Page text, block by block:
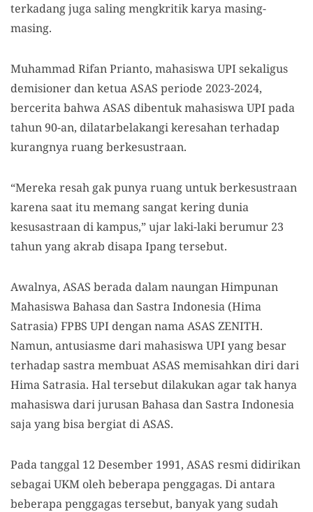
terkadang juga saling mengkritik karya masing-
masing.
Muhammad Rifan Prianto, mahasiswa UPI sekaligus
demisioner dan ketua ASAS periode 2023-2024,
bercerita bahwa ASAS dibentuk mahasiswa UPI pada
tahun 90-an, dilatarbelakangi keresahan terhadap
kurangnya ruang berkesustraan.
“Mereka resah gak punya ruang untuk berkesustraan
karena saat itu memang sangat kering dunia
kesusastraan di kampus,” ujar laki-laki berumur 23
tahun yang akrab disapa Ipang tersebut.
Awalnya, ASAS berada dalam naungan Himpunan
Mahasiswa Bahasa dan Sastra Indonesia (Hima
Satrasia) FPBS UPI dengan nama ASAS ZENITH.
Namun, antusiasme dari mahasiswa UPI yang besar
terhadap sastra membuat ASAS memisahkan diri dari
Hima Satrasia. Hal tersebut dilakukan agar tak hanya
mahasiswa dari jurusan Bahasa dan Sastra Indonesia
saja yang bisa bergiat di ASAS.
Pada tanggal 12 Desember 1991, ASAS resmi didirikan
sebagai UKM oleh beberapa penggagas. Di antara
beberapa penggagas tersebut, banyak yang sudah